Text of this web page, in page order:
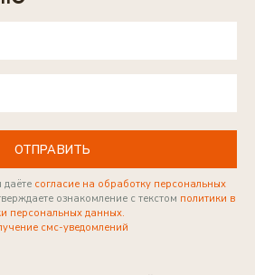
ОТПРАВИТЬ
согласие на обработку персональных
ознакомление с текстом политики в
персональных данных.
смс-уведомлений